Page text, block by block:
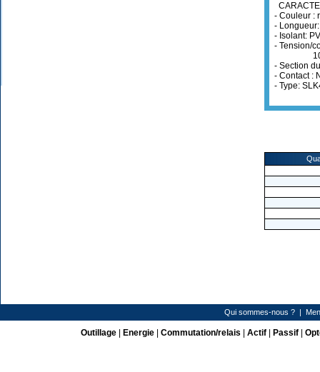
- Couleur :
-
- Isolant:
- Tension/
- Section
- Contact :
- Type:
Qui sommes-nous ? |
Outillage| Energie| Commutation/relais Actif| Passif|